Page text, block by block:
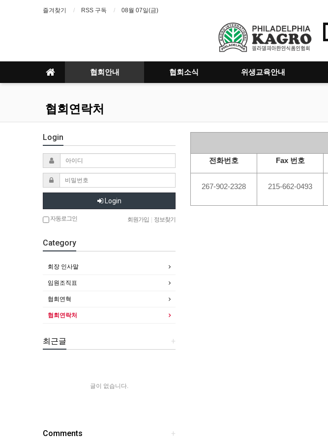
즐겨찾기 RSS 구독 08월 07일(금)
협회안내 협회소식 위생교육안내
협회연락처
전화번호 Fax 번호
267-902-2328 215-662-0493
Login
Login
자동로그인 회원가입 정보찾기
Category
회장 인사말
임원조직표
협회연혁
협회연락처
+
최근글
글이 없습니다.
+
Comments